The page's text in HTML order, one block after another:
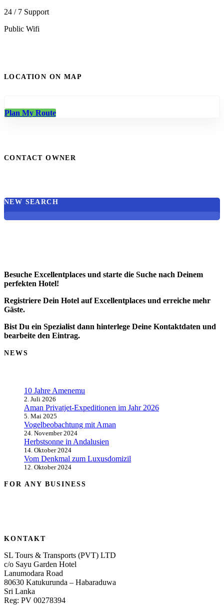
24 / 7 Support
Public Wifi
LOCATION ON MAP
Plan My Route
CONTACT OWNER
NEW SEARCH
Besuche Excellentplaces und starte die Suche nach Deinem
perfekten Hotel!
Registriere Dein Hotel auf Excellentplaces und erreiche mehr
Gäste.
Bist Du ein Spezialist dann hinterlege Deine Kontaktdaten und
bearbeite den Eintrag.
NEWS
10 Jahre Amenemu
2. Juli 2026
Aman Privatjet-Expeditionen im Jahr 2026
5. Mai 2025
Vogelbeobachtung mit Aman
24. November 2024
Herbstsonne in Andalusien
14. Oktober 2024
Vom Denkmal zum Luxusdomizil
12. Oktober 2024
FOR ANY BUSINESS
KONTAKT
SL Tours & Transports (PVT) LTD
c/o Sayu Garden Hotel
Lanumodara Road
80630 Katukurunda – Habaraduwa
Sri Lanka
Reg: PV 00278394